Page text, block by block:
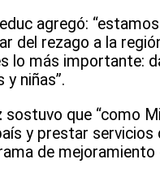
agregó:
del rezago a la
lo más importante:
niñas”.
sostuvo que “como
y prestar
de